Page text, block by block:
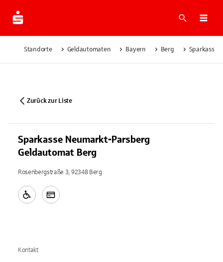
Suche
Standorte Geldautomaten Bayern Berg Sparkasse
Zurück zur Liste
Sparkasse Neumarkt-Parsberg
Geldautomat Berg
Rosenbergstraße 3, 92348 Berg
Kontakt